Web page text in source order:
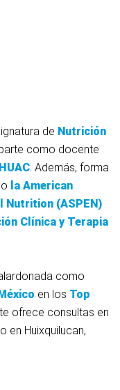
de Nutrición
como docente
. Además, forma
la American
Nutrition (ASPEN)
Clínica y Terapia
como
en los Top
ofrece consultas en
en Huixquilucan,